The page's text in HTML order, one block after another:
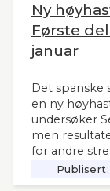
Ny
Første
januar
Det spanske
en ny
undersøker
men
for andre
jernbane
for
Publisert: